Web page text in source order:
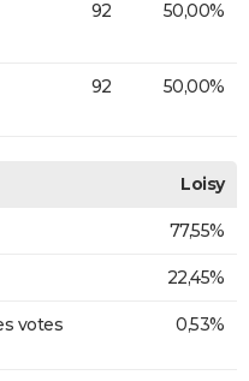
92 50,00%
92 50,00%
Loisy
77,55%
22,45%
votes
0,53%